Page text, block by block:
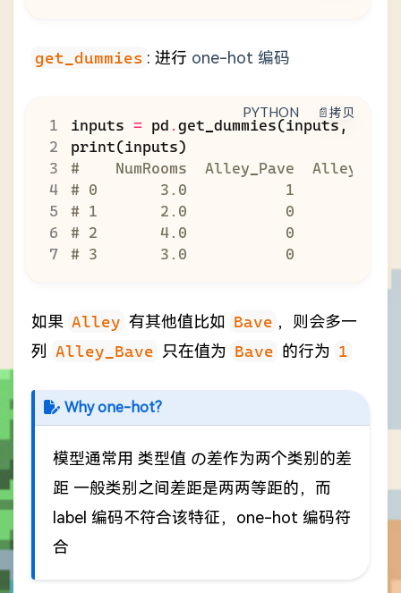
get_dummies : 进行 one-hot 编码
4
7
inputs = pd . get_dummies(inputs ,
print(inputs)
#    NumRooms  Alley_Pave  Alley_nan
# 0       3.0           1          0
# 1       2.0           0          1
# 2       4.0           0          1
# 3       3.0           0          1
📄拷贝
PYTHON
如果 Alley 有其他值比如 Bave ，则会多一
列
Alley_Bave 只在值为 Bave 的行为 1
Why one-hot?
模型通常用 类型值 の差作为两个类别的差
距 一般类别之间差距是两两等距的，而
label 编码不符合该特征，one-hot 编码符
合